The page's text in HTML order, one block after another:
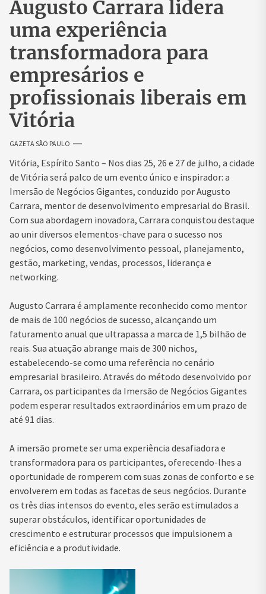
Augusto Carrara lidera
uma experiência
transformadora para
empresários e
profissionais liberais em
Vitória
GAZETA SÃO PAULO
Vitória, Espírito Santo – Nos dias 25, 26 e 27 de julho, a cidade
de Vitória será palco de um evento único e inspirador: a
Imersão de Negócios Gigantes, conduzido por Augusto
Carrara, mentor de desenvolvimento empresarial do Brasil.
Com sua abordagem inovadora, Carrara conquistou destaque
ao unir diversos elementos-chave para o sucesso nos
negócios, como desenvolvimento pessoal, planejamento,
gestão, marketing, vendas, processos, liderança e
networking.
Augusto Carrara é amplamente reconhecido como mentor
de mais de 100 negócios de sucesso, alcançando um
faturamento anual que ultrapassa a marca de 1,5 bilhão de
reais. Sua atuação abrange mais de 300 nichos,
estabelecendo-se como uma referência no cenário
empresarial brasileiro. Através do método desenvolvido por
Carrara, os participantes da Imersão de Negócios Gigantes
podem esperar resultados extraordinários em um prazo de
até 91 dias.
A imersão promete ser uma experiência desafiadora e
transformadora para os participantes, oferecendo-lhes a
oportunidade de romperem com suas zonas de conforto e se
envolverem em todas as facetas de seus negócios. Durante
os três dias intensos do evento, eles serão estimulados a
superar obstáculos, identificar oportunidades de
crescimento e estruturar processos que impulsionem a
eficiência e a produtividade.